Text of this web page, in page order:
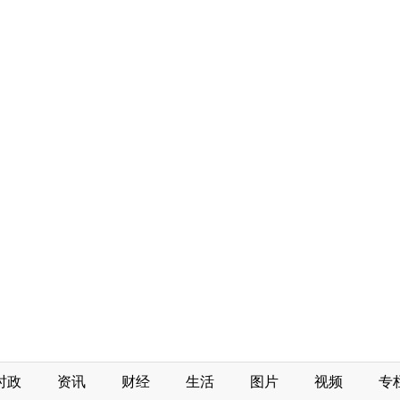
政 资讯 财经 生活 图片 视频 专